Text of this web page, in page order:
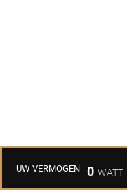
UW VERMOGEN 0